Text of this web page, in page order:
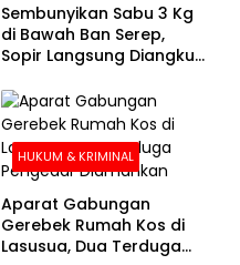
Sembunyikan Sabu 3 Kg
di Bawah Ban Serep,
Sopir Langsung Diangkut
HUKUM & KRIMINAL
Aparat Gabungan
Gerebek Rumah Kos di
Lasusua, Dua Terduga